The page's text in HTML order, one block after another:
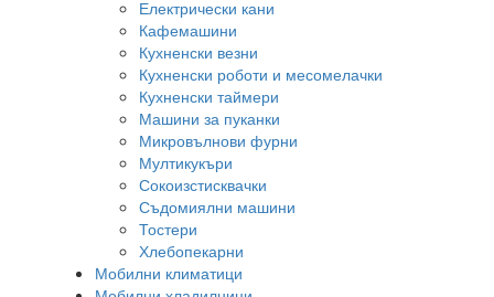
Електрически кани
Кафемашини
Кухненски везни
Кухненски роботи и месомелачки
Кухненски таймери
Машини за пуканки
Микровълнови фурни
Мултикукъри
Сокоизстисквачки
Съдомиялни машини
Тостери
Хлебопекарни
Мобилни климатици